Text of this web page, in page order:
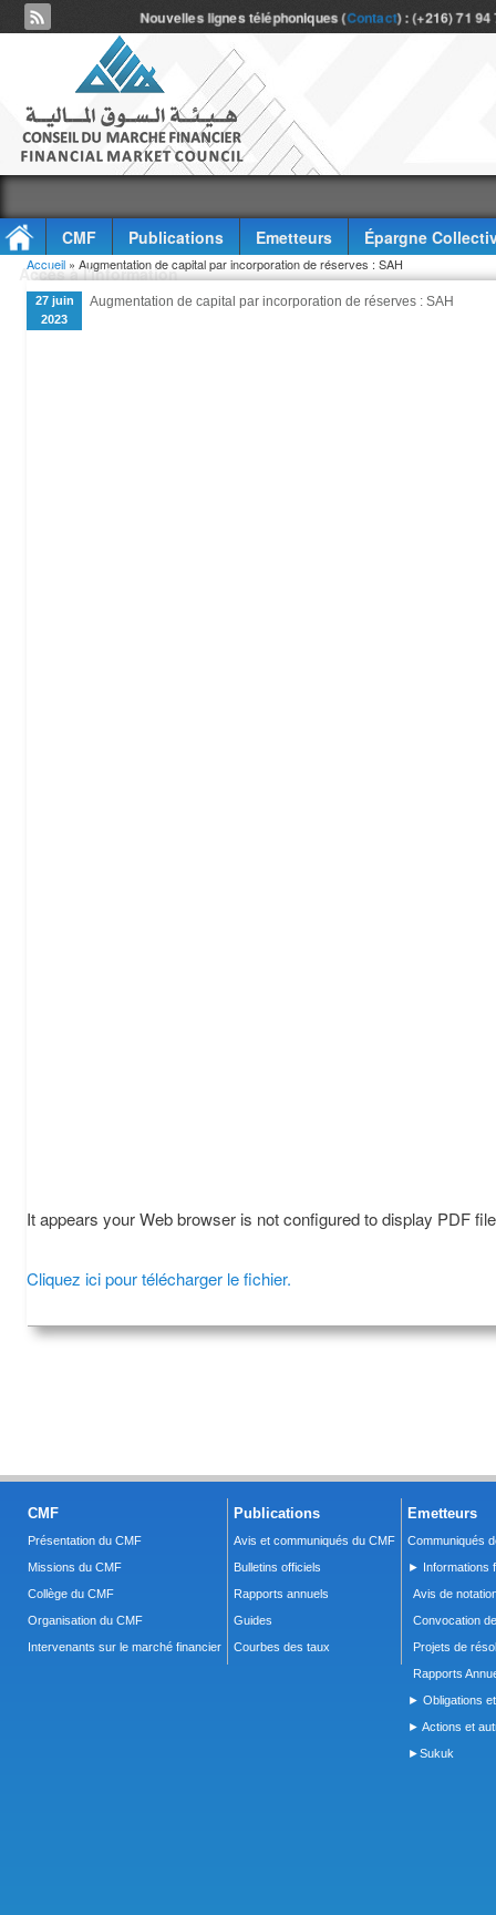
Nouvelles lignes téléphoniques (Contact) : (+216) 71
CMF Publications Emetteurs
Épargne
Accès à l'information
Vous êtes ici
Accueil » Augmentation de capital par incorporation de réserves : SAH
27 juin
2023
Augmentation de capital par incorporation de réserves : SAH
It appears your Web browser is not configured to display PDF
Cliquez ici pour télécharger le fichier.
CMF
Présentation du CMF
Missions du CMF
Collège du CMF
Organisation du CMF
Intervenants sur le marché financier
Publications
Avis et communiqués du CMF
Bulletins officiels
Rapports annuels
Guides
Courbes des taux
Emetteurs
Communiqués
► Informations
Avis de
Convocation
Projets de
Rapports
► Obligations
► Actions et
►Sukuk